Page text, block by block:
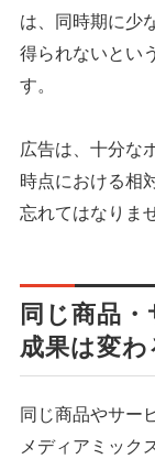
は、同時期に少
得られないとい
す。
広告は、十分な
時点における相
忘れてはなりま
同じ商品
成果は変わ
同じ商品やサー
メディアミック